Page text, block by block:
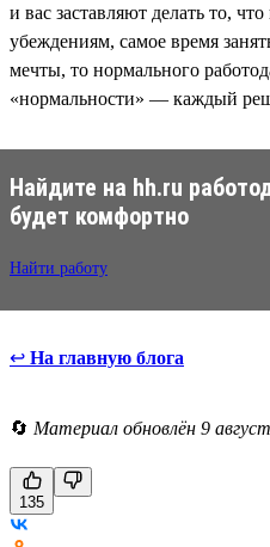
и вас заставляют делать то,
убеждениям, самое время
мечты, то нормального
«нормальности» — каждый
Найдите на hh.ru
будет комфортно
Найти работу
↩ На главную блога
🔄 Материал обновлён 9
135